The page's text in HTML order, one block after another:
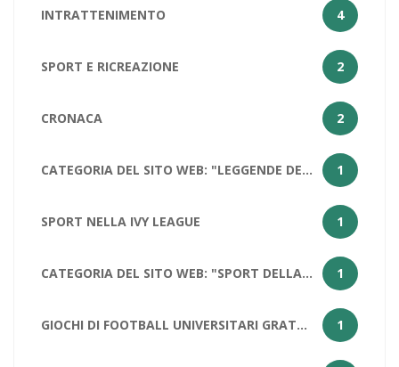
INTRATTENIMENTO 4
SPORT E RICREAZIONE 2
CRONACA 2
CATEGORIA DEL SITO WEB: "LEGGENDE DELLA PALLACANESTRO: LEBRON JAMES 1
SPORT NELLA IVY LEAGUE 1
CATEGORIA DEL SITO WEB: "SPORT DELLA CALIFORNIA 1
GIOCHI DI FOOTBALL UNIVERSITARI GRATUITI PER STUDENTI 1